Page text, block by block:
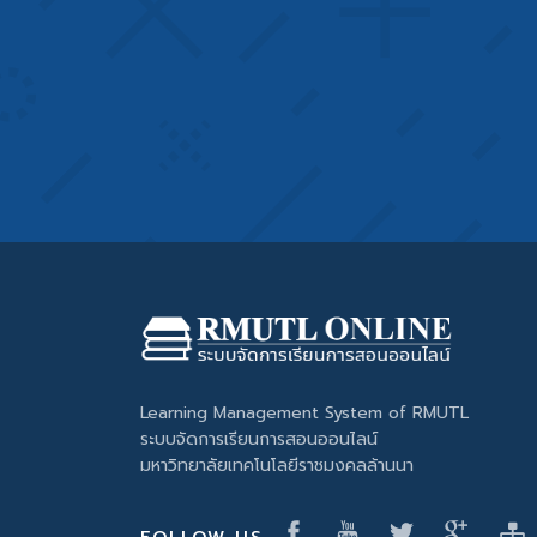
Learning Management System of RMUTL
ระบบจัดการเรียนการสอนออนไลน์
มหาวิทยาลัยเทคโนโลยีราชมงคลล้านนา